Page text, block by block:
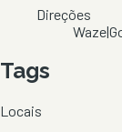
Direções
Waze|
Tags
Locais